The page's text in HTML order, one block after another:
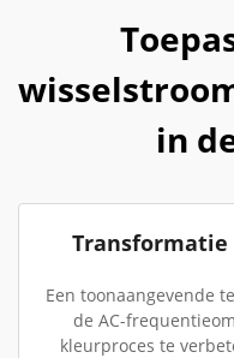
in
Een toonaangevende
de AC-
kleurproces te